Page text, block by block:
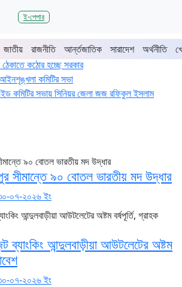
ই-পেপার
বর্ষপূর্তিতে চুয়াডাঙ্গা-মেহেরপুরে জামায়াতের
ও সড়কের ২৬টি গাছ প্রায় ৫ লাখে নিলামে বিক্রি
কঠোর হচ্ছে সরকার
কমিটির সভা
কমিটির সভায় সিনিয়র জেলা জজ রফিকুল ইসলাম
জাতীয় রাজনীতি আর্ন্তজাতিক সারাদেশ অর্থনীতি
সীমান্তে ৯০ বোতল ভারতীয় মদ উদ্ধার
৩০-০৭-২০২৬ ইং
ব্যাংকিং আন্দুলবাড়ীয়া আউটলেটের অষ্টম
৩০-০৭-২০২৬ ইং